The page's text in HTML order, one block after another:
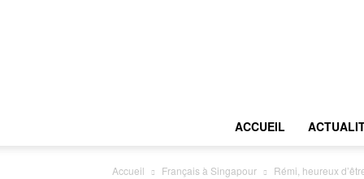
ACCUEIL
Accueil Français à Singapour Rémi, heureux